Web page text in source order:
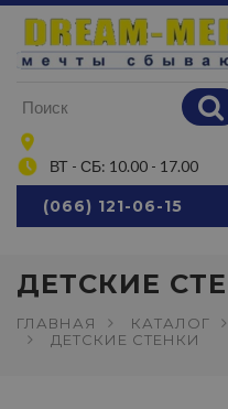
ВТ - СБ: 10.00 - 17.00
(066) 121-06-15
ДЕТСКИЕ
ГЛАВНАЯ КАТАЛОГ
ДЕТСКИЕ СТЕНКИ